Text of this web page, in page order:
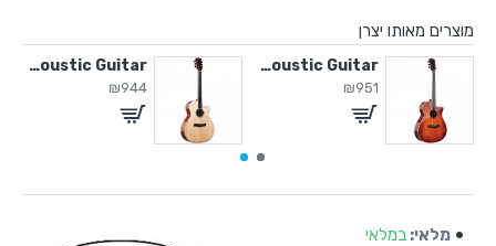
מוצרים מאותו יצרן
Solid Top Acoustic Guitar
₪951
Solid Top Acoustic Guitar
₪944
מלאי: במלאי